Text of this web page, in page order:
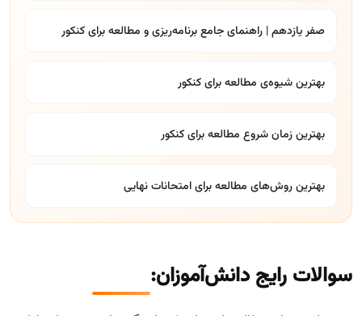
صفر یازدهم | راهنمای جامع برنامه‌ریزی و مطالعه برای کنکور
بهترین شیوه‌ی مطالعه برای کنکور
بهترین زمان شروع مطالعه برای کنکور
بهترین روش‌های مطالعه برای امتحانات نهایی
سوالات رایج دانش‌آموزان: